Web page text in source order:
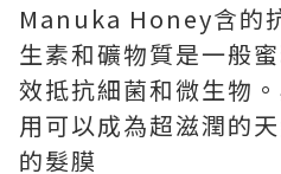
Manuka Honey含的
生素和礦物質是一般
效抵抗細菌和微生物
用可以成為超滋潤的
的髮膜